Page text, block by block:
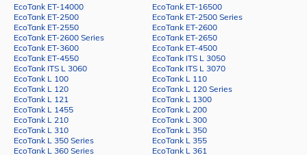
EcoTank ET-14000
EcoTank ET-16500
EcoTank ET-2500
EcoTank ET-2500 Series
EcoTank ET-2550
EcoTank ET-2600
EcoTank ET-2600 Series
EcoTank ET-2650
EcoTank ET-3600
EcoTank ET-4500
EcoTank ET-4550
EcoTank ITS L 3050
EcoTank ITS L 3060
EcoTank ITS L 3070
EcoTank L 100
EcoTank L 110
EcoTank L 120
EcoTank L 120 Series
EcoTank L 121
EcoTank L 1300
EcoTank L 1455
EcoTank L 200
EcoTank L 210
EcoTank L 300
EcoTank L 310
EcoTank L 350
EcoTank L 350 Series
EcoTank L 355
EcoTank L 360 Series
EcoTank L 361